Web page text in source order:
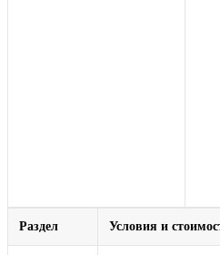
Раздел Условия и